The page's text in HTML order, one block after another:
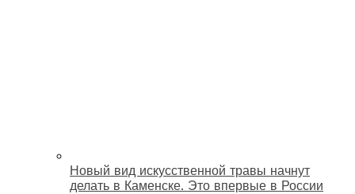
Новый вид искусственной травы начнут
делать в Каменске. Это впервые в России